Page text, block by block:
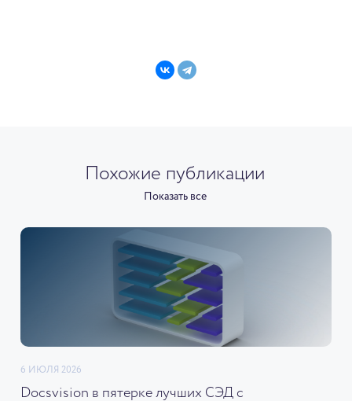
Похожие публикации
Показать все
6 ИЮЛЯ 2026
Docsvision в пятерке лучших СЭД с